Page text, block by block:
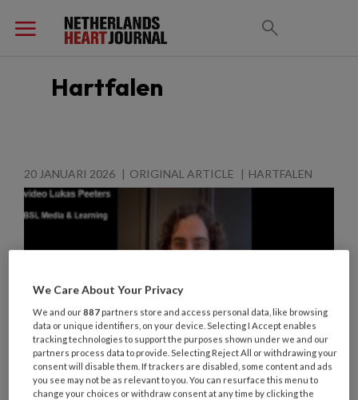
Hartfalen
20 JANUARI 2026 ORIGINAL ARTICLE HARTFALEN
We Care About Your Privacy
We and our887 partners store and access personal data, like browsing
data or unique identifiers, on your device. Selecting I Accept enables
tracking technologies to support the purposes shown under we and our
partners process data to provide. Selecting Reject All or withdrawing your
consent will disable them. If trackers are disabled, some content and ads
you see may not be as relevant to you. You can resurface this menu to
change your choices or withdraw consent at any time by clicking the